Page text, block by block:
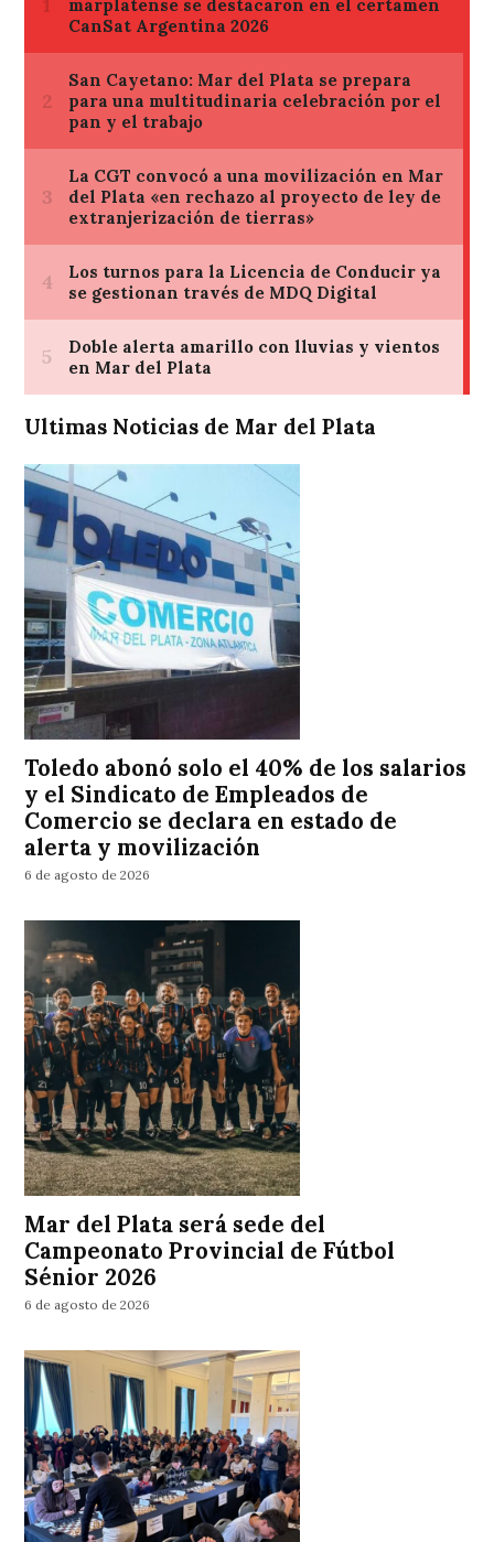
Ultimas Noticias de Mar del Plata
Toledo abonó solo el 40% de los salarios
y el Sindicato de Empleados de
Comercio se declara en estado de
alerta y movilización
6 de agosto de 2026
Mar del Plata será sede del
Campeonato Provincial de Fútbol
Sénior 2026
6 de agosto de 2026